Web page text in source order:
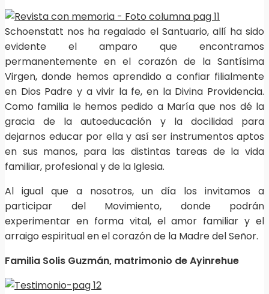
Schoenstatt nos ha regalado el Santuario, allí ha sido
evidente el amparo que encontramos
permanentemente en el corazón de la Santísima
Virgen, donde hemos aprendido a confiar filialmente
en Dios Padre y a vivir la fe, en la Divina Providencia.
Como familia le hemos pedido a María que nos dé la
gracia de la autoeducación y la docilidad para
dejarnos educar por ella y así ser instrumentos aptos
en sus manos, para las distintas tareas de la vida
familiar, profesional y de la Iglesia.
Al igual que a nosotros, un día los invitamos a
participar del Movimiento, donde podrán
experimentar en forma vital, el amor familiar y el
arraigo espiritual en el corazón de la Madre del Señor.
Familia Solis Guzmán, matrimonio de Ayinrehue